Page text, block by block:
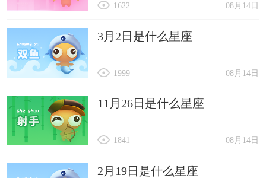
08月14日
1622
3月2日是什么星座
08月14日
1999
11月26日是什么星座
08月14日
1841
2月19日是什么星座